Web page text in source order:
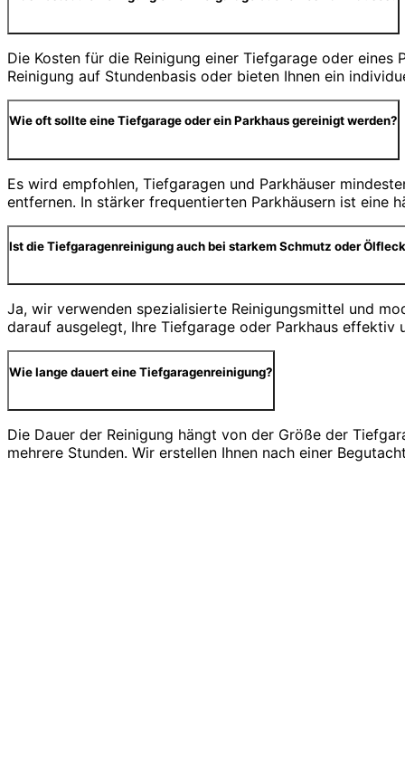
Die Kosten für die Reinigung einer Tiefgarage oder
Reinigung auf Stundenbasis oder bieten Ihnen ein
Wie oft sollte eine Tiefgarage oder ein Parkhaus gereinigt werden?
Es wird empfohlen, Tiefgaragen und Parkhäuser
entfernen. In stärker frequentierten Parkhäusern ist eine
Ist die Tiefgaragenreinigung auch bei starkem Schmutz oder
Ja, wir verwenden spezialisierte Reinigungsmittel und
darauf ausgelegt, Ihre Tiefgarage oder Parkhaus effektiv
Wie lange dauert eine Tiefgaragenreinigung?
Die Dauer der Reinigung hängt von der Größe der
mehrere Stunden. Wir erstellen Ihnen nach einer